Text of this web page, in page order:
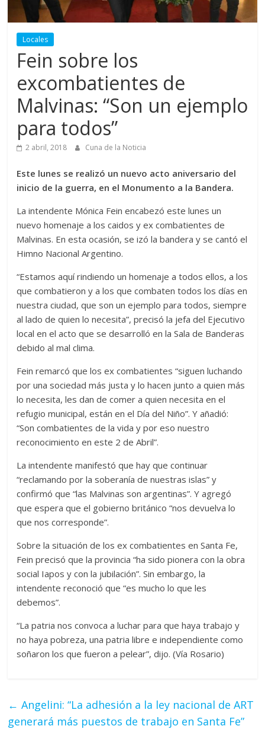
Locales
Fein sobre los
excombatientes de
Malvinas: “Son un ejemplo
para todos”
2 abril, 2018 Cuna de la Noticia
Este lunes se realizó un nuevo acto aniversario del
inicio de la guerra, en el Monumento a la Bandera.
La intendente Mónica Fein encabezó este lunes un
nuevo homenaje a los caidos y ex combatientes de
Malvinas. En esta ocasión, se izó la bandera y se cantó el
Himno Nacional Argentino.
“Estamos aquí rindiendo un homenaje a todos ellos, a los
que combatieron y a los que combaten todos los días en
nuestra ciudad, que son un ejemplo para todos, siempre
al lado de quien lo necesita”, precisó la jefa del Ejecutivo
local en el acto que se desarrolló en la Sala de Banderas
debido al mal clima.
Fein remarcó que los ex combatientes “siguen luchando
por una sociedad más justa y lo hacen junto a quien más
lo necesita, les dan de comer a quien necesita en el
refugio municipal, están en el Día del Niño”. Y añadió:
“Son combatientes de la vida y por eso nuestro
reconocimiento en este 2 de Abril”.
La intendente manifestó que hay que continuar
“reclamando por la soberanía de nuestras islas” y
confirmó que “las Malvinas son argentinas”. Y agregó
que espera que el gobierno británico “nos devuelva lo
que nos corresponde”.
Sobre la situación de los ex combatientes en Santa Fe,
Fein precisó que la provincia “ha sido pionera con la obra
social Iapos y con la jubilación”. Sin embargo, la
intendente reconoció que “es mucho lo que les
debemos”.
“La patria nos convoca a luchar para que haya trabajo y
no haya pobreza, una patria libre e independiente como
soñaron los que fueron a pelear”, dijo. (Vía Rosario)
← Angelini: “La adhesión a la ley nacional de ART
generará más puestos de trabajo en Santa Fe”